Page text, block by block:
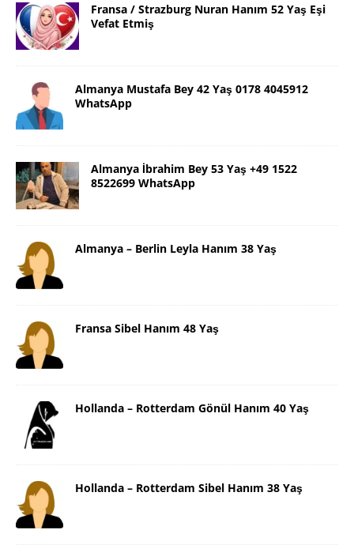
Fransa / Strazburg Nuran Hanım 52 Yaş Eşi
Vefat Etmiş
Almanya Mustafa Bey 42 Yaş 0178 4045912
WhatsApp
Almanya İbrahim Bey 53 Yaş +49 1522
8522699 WhatsApp
Almanya – Berlin Leyla Hanım 38 Yaş
Fransa Sibel Hanım 48 Yaş
Hollanda – Rotterdam Gönül Hanım 40 Yaş
Hollanda – Rotterdam Sibel Hanım 38 Yaş